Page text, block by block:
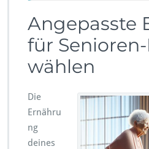
Angepasste
für
wählen
Die
Ernähru
ng
deines